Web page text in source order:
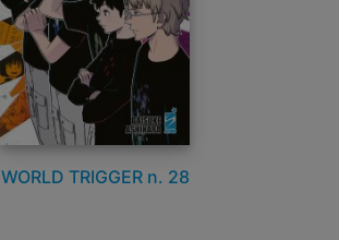
WORLD TRIGGER n. 28